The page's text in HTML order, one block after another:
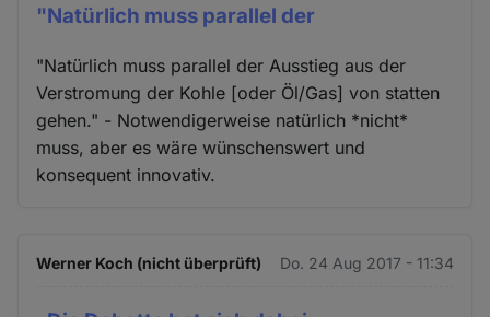
"Natürlich muss parallel der
"Natürlich muss parallel der Ausstieg aus der
Verstromung der Kohle [oder Öl/Gas] von statten
gehen." - Notwendigerweise natürlich *nicht*
muss, aber es wäre wünschenswert und
konsequent innovativ.
Werner Koch (nicht überprüft) Do. 24 Aug 2017 - 11:34